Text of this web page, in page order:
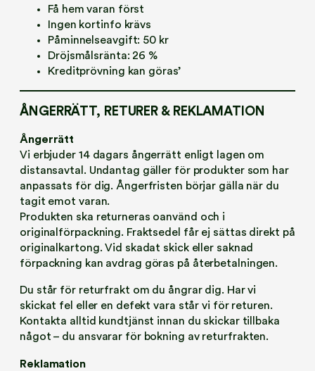
Få hem varan först
Ingen kortinfo krävs
Påminnelseavgift: 50 kr
Dröjsmålsränta: 26 %
Kreditprövning kan göras’
ÅNGERRÄTT, RETURER & REKLAMATION
Ångerrätt
Vi erbjuder 14 dagars ångerrätt enligt lagen om
distansavtal. Undantag gäller för produkter som har
anpassats för dig. Ångerfristen börjar gälla när du
tagit emot varan.
Produkten ska returneras oanvänd och i
originalförpackning. Fraktsedel får ej sättas direkt på
originalkartong. Vid skadat skick eller saknad
förpackning kan avdrag göras på återbetalningen.
Du står för returfrakt om du ångrar dig. Har vi
skickat fel eller en defekt vara står vi för returen.
Kontakta alltid kundtjänst innan du skickar tillbaka
något – du ansvarar för bokning av returfrakten.
Reklamation